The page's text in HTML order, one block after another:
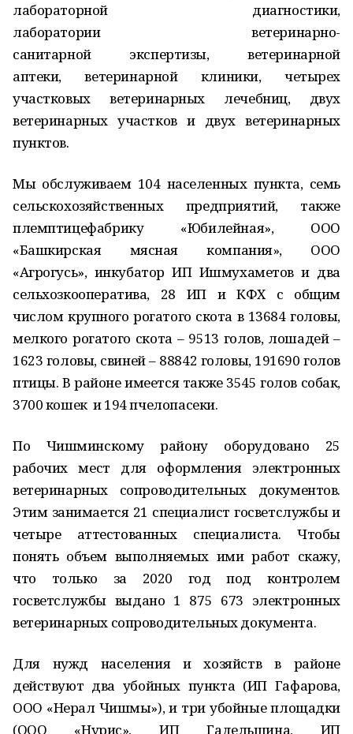
лабораторной диагностики,
лаборатории ветеринарно-
санитарной экспертизы, ветеринарной
аптеки, ветеринарной клиники, четырех
участковых ветеринарных лечебниц, двух
ветеринарных участков и двух ветеринарных
пунктов.
Мы обслуживаем 104 населенных пункта, семь
сельскохозяйственных предприятий, также
племптицефабрику «Юбилейная», ООО
«Башкирская мясная компания», ООО
«Агрогусь», инкубатор ИП Ишмухаметов и два
сельхозкооператива, 28 ИП и КФХ с общим
числом крупного рогатого скота в 13684 головы,
мелкого рогатого скота – 9513 голов, лошадей –
1623 головы, свиней – 88842 головы, 191690 голов
птицы. В районе имеется также 3545 голов собак,
3700 кошек и 194 пчелопасеки.
По Чишминскому району оборудовано 25
рабочих мест для оформления электронных
ветеринарных сопроводительных документов.
Этим занимается 21 специалист госветслужбы и
четыре аттестованных специалиста. Чтобы
понять объем выполняемых ими работ скажу,
что только за 2020 год под контролем
госветслужбы выдано 1 875 673 электронных
ветеринарных сопроводительных документа.
Для нужд населения и хозяйств в районе
действуют два убойных пункта (ИП Гафарова,
ООО «Нерал Чишмы»), и три убойные площадки
(ООО «Нурис», ИП Гадельшина, ИП